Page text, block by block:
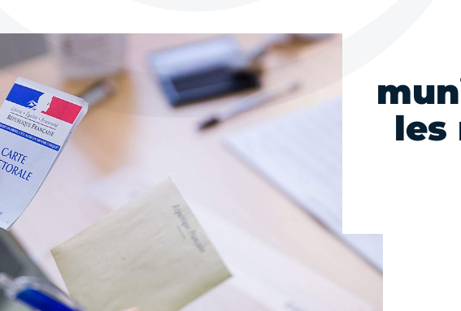
les